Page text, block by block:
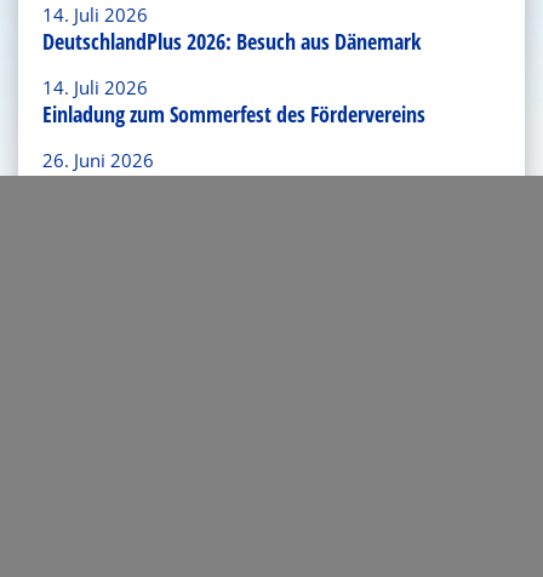
14. Juli 2026
DeutschlandPlus 2026: Besuch aus Dänemark
14. Juli 2026
Einladung zum Sommerfest des Fördervereins
26. Juni 2026